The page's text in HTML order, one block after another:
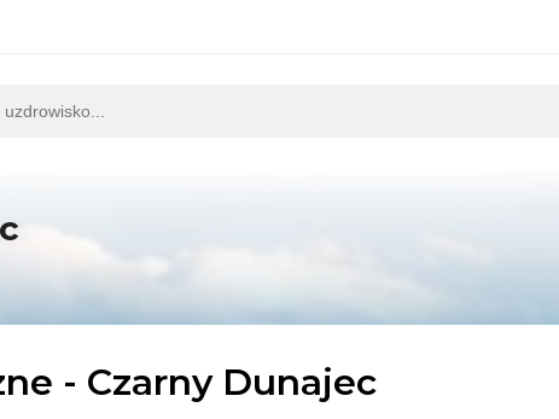
- Czarny Dunajec